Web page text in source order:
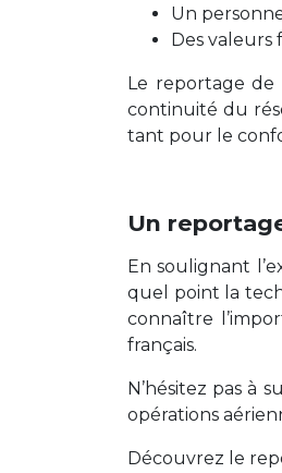
Un
Des valeurs
Le reportage de
continuité du
tant pour le
Un
En soulignant
quel point la
connaître
français.
N’hésitez pas à
opérations
Découvrez le